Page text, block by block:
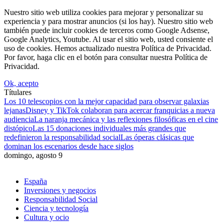
Nuestro sitio web utiliza cookies para mejorar y personalizar su
experiencia y para mostrar anuncios (si los hay). Nuestro sitio web
también puede incluir cookies de terceros como Google Adsense,
Google Analytics, Youtube. Al usar el sitio web, usted consiente el
uso de cookies. Hemos actualizado nuestra Política de Privacidad.
Por favor, haga clic en el botón para consultar nuestra Política de
Privacidad.
Ok, acepto
Títulares
Los 10 telescopios con la mejor capacidad para observar galaxias
lejanasDisney y TikTok colaboran para acercar franquicias a nueva
audienciaLa naranja mecánica y las reflexiones filosóficas en el cine
distópicoLas 15 donaciones individuales más grandes que
redefinieron la responsabilidad socialLas óperas clásicas que
dominan los escenarios desde hace siglos
domingo, agosto 9
España
Inversiones y negocios
Responsabilidad Social
Ciencia y tecnología
Cultura y ocio